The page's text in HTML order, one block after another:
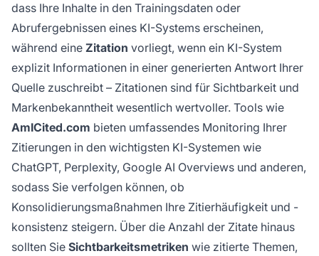
dass Ihre Inhalte in den Trainingsdaten oder
Abrufergebnissen eines KI-Systems erscheinen,
während eine Zitation vorliegt, wenn ein KI-System
explizit Informationen in einer generierten Antwort Ihrer
Quelle zuschreibt – Zitationen sind für Sichtbarkeit und
Markenbekanntheit wesentlich wertvoller. Tools wie
AmICited.com bieten umfassendes Monitoring Ihrer
Zitierungen in den wichtigsten KI-Systemen wie
ChatGPT, Perplexity, Google AI Overviews und anderen,
sodass Sie verfolgen können, ob
Konsolidierungsmaßnahmen Ihre Zitierhäufigkeit und -
konsistenz steigern. Über die Anzahl der Zitate hinaus
sollten Sie Sichtbarkeitsmetriken wie zitierte Themen,